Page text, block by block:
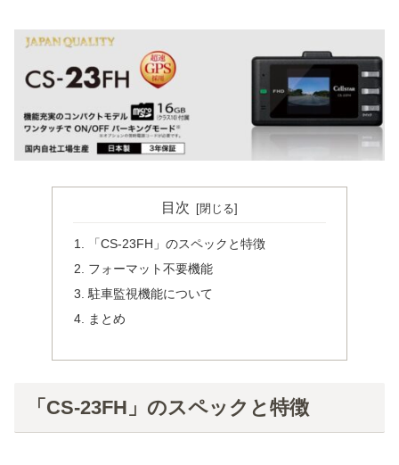
目次
「CS-23FH」のスペックと特徴
フォーマット不要機能
駐車監視機能について
まとめ
「CS-23FH」のスペックと特徴